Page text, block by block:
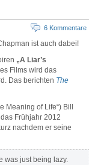
6 Kommentare
ist auch dabei!
„A Liar’s
Films wird das
Das berichten The
of Life“) Bill
Frühjahr 2012
nachdem er seine
was just being lazy.